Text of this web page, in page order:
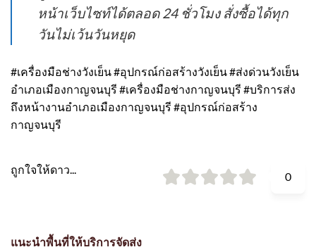
หน้าเว็บไซท์ได้ตลอด 24 ชั่วโมง สั่งซื้อได้ทุก
วันไม่เว้นวันหยุด
#เครื่องมือช่างวังเย็น #อุปกรณ์ก่อสร้างวังเย็น #ส่งด่วนวังเย็น
อำเภอเมืองกาญจนบุรี #เครื่องมือช่างกาญจนบุรี #บริการส่ง
ถึงหน้างานอำเภอเมืองกาญจนบุรี #อุปกรณ์ก่อสร้าง
กาญจนบุรี
ถูกใจให้ดาว...
0
แนะนำพื้นที่ให้บริการจัดส่ง